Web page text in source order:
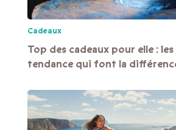
Cadeaux
Top des cadeaux pour elle :
tendance qui font la